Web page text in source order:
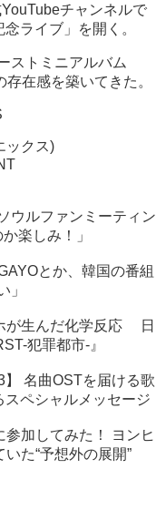
チャンネルで
ライブ」を開く。
ストミニアルバム
在感を築いてきた。
ックス)
ウルファンミーティン
楽しみ！」
とか、韓国の番組
」
が生んだ化学反応 日
犯罪都市-』
】 名曲OSTを届ける歌
ペシャルメッセージ
参加してみた！ ヨンヒ
た“予想外の展開”